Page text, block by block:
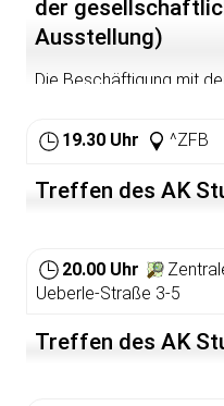
der
Ausstellung)
Die Beschäftigung mit
Auseinandersetzungen
einzelne Neonazis,
Ulrich Schneider,
Föderation der
den Band "Tut was -
19.30 Uhr ^ZFB
Treffen des AK
20.00 Uhr
Ueberle-Straße 3-5
Treffen des AK